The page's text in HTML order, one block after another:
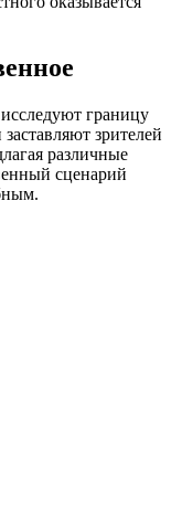
исследуют границу
зрителей
различные
сценарий